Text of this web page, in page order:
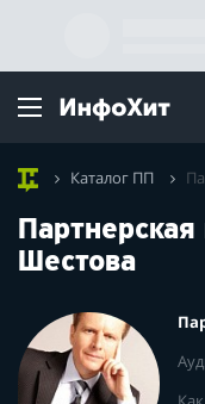
Каталог ПП
Шестова